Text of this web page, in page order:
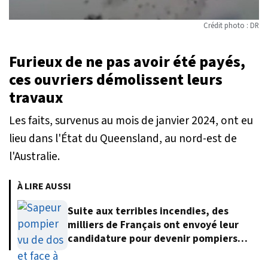
Crédit photo : DR
Furieux de ne pas avoir été payés,
ces ouvriers démolissent leurs
travaux
Les faits, survenus au mois de janvier 2024, ont eu
lieu dans l'État du Queensland, au nord-est de
l'Australie.
À LIRE AUSSI
Suite aux terribles incendies, des
milliers de Français ont envoyé leur
candidature pour devenir pompiers